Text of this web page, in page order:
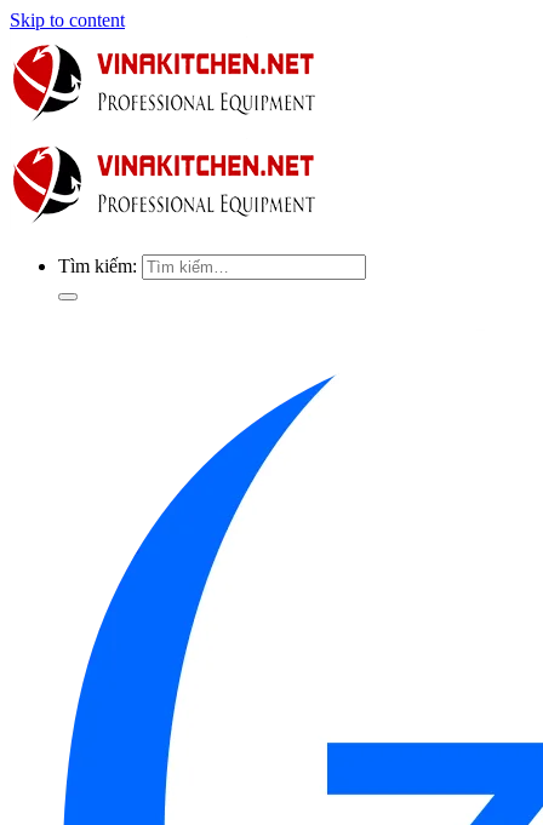
Skip to content
Tìm kiếm: